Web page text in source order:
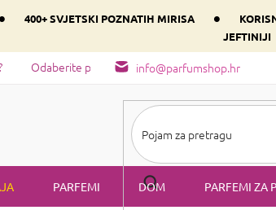
• 400+ SVJETSKI POZNATIH MIRISA •
JEFTINIJI
info@parfumshop.hr
Odaberite parfem svog srca prema dominantnoj
PARFEMI DOM PARFEMI ZA